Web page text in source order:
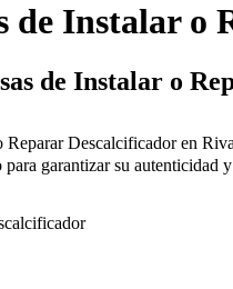
de Instalar o
de Instalar o
Reparar Descalcificador en
garantizar su